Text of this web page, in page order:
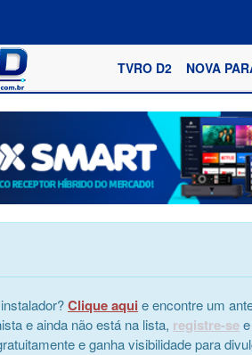
TVRO D2 NOVA
Clique aqui e encontre um
e ainda não está na lista, registre-se
e ganha visibilidade para